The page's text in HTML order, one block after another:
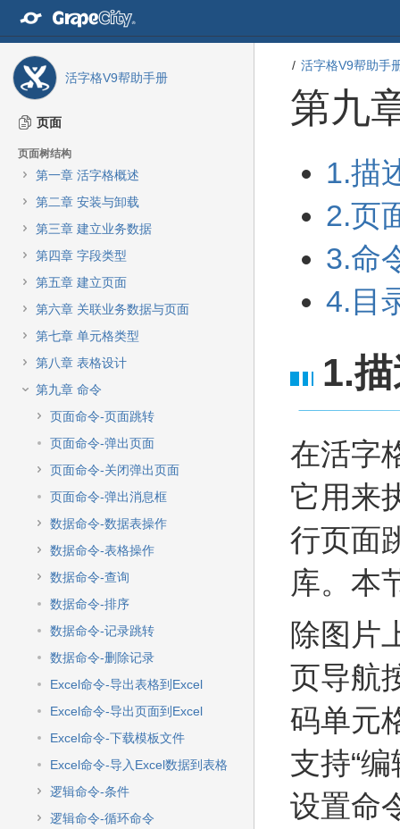
内
活字格V9帮助手册
页面
页面树结构
第一章 活字格概述
第二章 安装与卸载
第三章 建立业务数据
第四章 字段类型
第五章 建立页面
第六章 关联业务数据与页面
第七章 单元格类型
第八章 表格设计
第九章 命令
页面命令-页面跳转
页面命令-弹出页面
页面命令-关闭弹出页面
页面命令-弹出消息框
数据命令-数据表操作
数据命令-表格操作
数据命令-查询
数据命令-排序
数据命令-记录跳转
数据命令-删除记录
Excel命令-导出表格到Excel
Excel命令-导出页面到Excel
Excel命令-下载模板文件
Excel命令-导入Excel数据到表格
逻辑命令-条件
逻辑命令-循环命令
活字格V9帮助手
第九
1.描
2.页
3.命
4.目
1.
在活字
它用来
行页面
库。本
除图片
页导航
码单元
支持“
设置命